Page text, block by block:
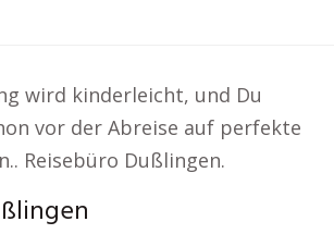
wird kinderleicht, und Du
vor der Abreise auf perfekte
Reisebüro Dußlingen.